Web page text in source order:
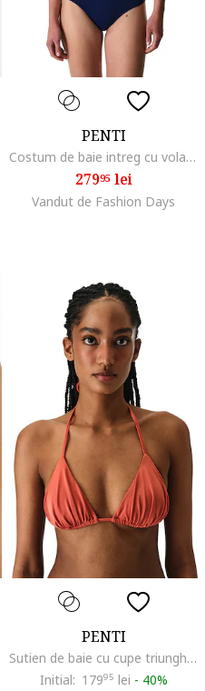
PENTI
Costum de baie intreg cu volane, Bleumarin
27995lei
Vandut de Fashion Days
PENTI
Sutien de baie cu cupe triunghiulare si decolteu halter, Rosu mac
Initial: 17995 lei - 40%